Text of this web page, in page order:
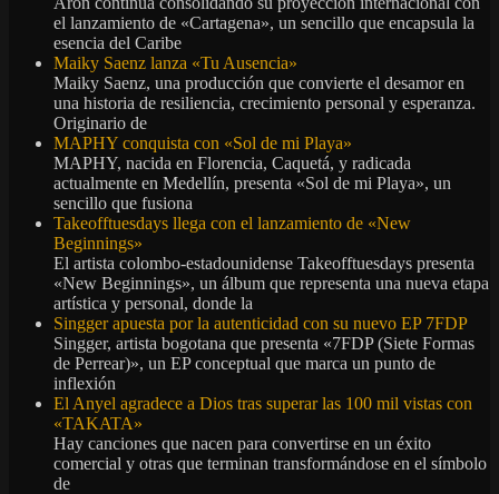
el lanzamiento de «Cartagena», un sencillo que encapsula la
esencia del Caribe
Maiky Saenz lanza «Tu Ausencia»
Maiky Saenz, una producción que convierte el desamor en
una historia de resiliencia, crecimiento personal y esperanza.
Originario de
MAPHY conquista con «Sol de mi Playa»
MAPHY, nacida en Florencia, Caquetá, y radicada
actualmente en Medellín, presenta «Sol de mi Playa», un
sencillo que fusiona
Takeofftuesdays llega con el lanzamiento de «New
Beginnings»
El artista colombo-estadounidense Takeofftuesdays presenta
«New Beginnings», un álbum que representa una nueva etapa
artística y personal, donde la
Singger apuesta por la autenticidad con su nuevo EP 7FDP
Singger, artista bogotana que presenta «7FDP (Siete Formas
de Perrear)», un EP conceptual que marca un punto de
inflexión
El Anyel agradece a Dios tras superar las 100 mil vistas con
«TAKATA»
Hay canciones que nacen para convertirse en un éxito
comercial y otras que terminan transformándose en el símbolo
de